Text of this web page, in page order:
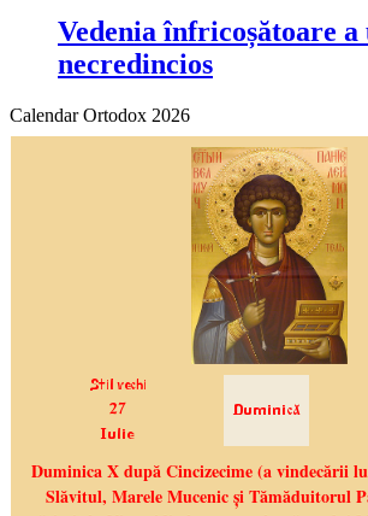
Vedenia înfricoșătoare a
necredincios
Calendar Ortodox 2026